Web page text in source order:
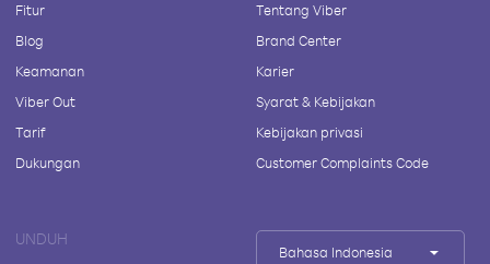
Fitur
Blog
Keamanan
Viber Out
Tarif
Dukungan
Tentang Viber
Brand Center
Karier
Syarat & Kebijakan
Kebijakan privasi
Customer Complaints Code
UNDUH
Bahasa Indonesia